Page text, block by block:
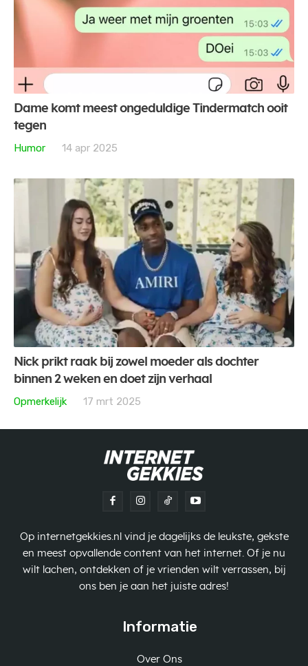
Dame komt meest ongeduldige Tindermatch ooit
tegen
Humor
14 apr 2025
Nick prikt raak bij zowel moeder als dochter
binnen 2 weken en doet zijn verhaal
Opmerkelijk
17 mrt 2025
Op internetgekkies.nl vind je dagelijks de leukste, gekste
en meest opvallende content van het internet. Of je nu
wilt lachen, ontdekken of je vrienden wilt verrassen, bij
ons ben je aan het juiste adres!
Informatie
Over Ons